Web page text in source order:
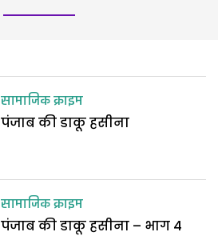
सामाजिक क्राइम
पंजाब की डाकू हसीना
सामाजिक क्राइम
पंजाब की डाकू हसीना – भाग 4